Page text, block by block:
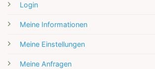
Login
Meine Informationen
Meine Einstellungen
Meine Anfragen